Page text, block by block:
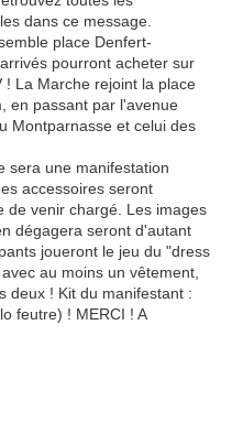
dans ce message.
place Denfert-
pourront acheter sur
! La Marche rejoint la place
en passant par l'avenue
Montparnasse et celui des
sera une manifestation
accessoires seront
de venir chargé. Les images
dégagera seront d'autant
joueront le jeu du "dress
au moins un vêtement,
deux ! Kit du manifestant :
feutre) ! MERCI ! A